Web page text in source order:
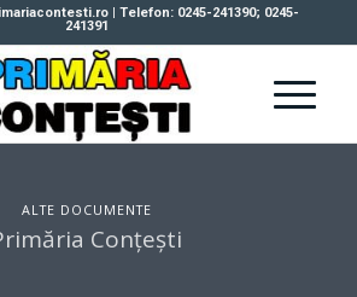
| Telefon: 0245-241390; 0245-
241391
ALTE DOCUMENTE
Conțești